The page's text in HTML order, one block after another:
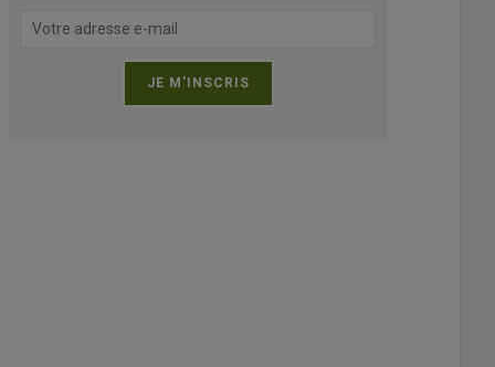
traitements encore efficaces à 100 % sont administrés au brebis de